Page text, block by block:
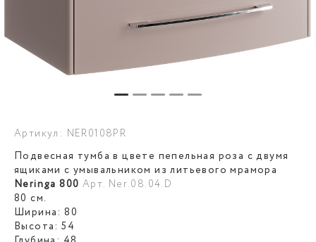
Артикул: NER0108PR
Подвесная тумба в цвете пепельная роза с двумя
ящиками с умывальником из литьевого мрамора
Neringa 800 Арт. Ner.08.04.D
80 см.
Ширина: 80
Высота: 54